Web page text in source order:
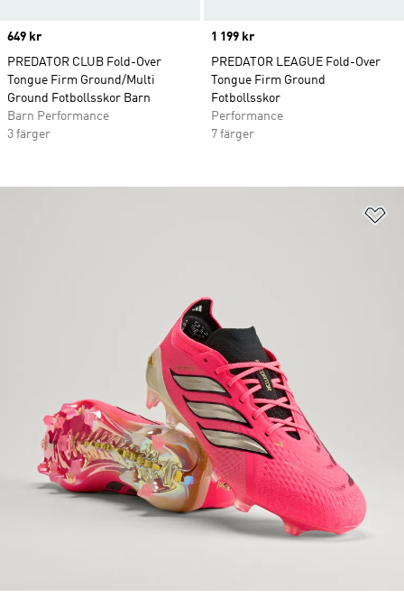
Price
649 kr
PREDATOR CLUB Fold-Over
Tongue Firm Ground/Multi
Ground Fotbollsskor Barn
Barn Performance
3 färger
Price
1 199 kr
PREDATOR LEAGUE Fold-Over
Tongue Firm Ground
Fotbollsskor
Performance
7 färger